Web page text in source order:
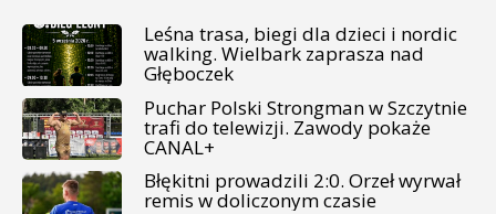
Leśna trasa, biegi dla dzieci i nordic
walking. Wielbark zaprasza nad
Głęboczek
Puchar Polski Strongman w Szczytnie
trafi do telewizji. Zawody pokaże
CANAL+
Błękitni prowadzili 2:0. Orzeł wyrwał
remis w doliczonym czasie